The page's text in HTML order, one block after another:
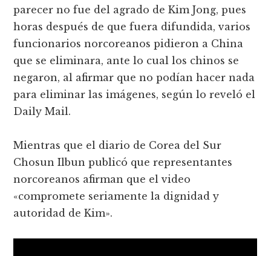
parecer no fue del agrado de Kim Jong, pues
horas después de que fuera difundida, varios
funcionarios norcoreanos pidieron a China
que se eliminara, ante lo cual los chinos se
negaron, al afirmar que no podían hacer nada
para eliminar las imágenes, según lo reveló el
Daily Mail.
Mientras que el diario de Corea del Sur
Chosun Ilbun publicó que representantes
norcoreanos afirman que el video
«compromete seriamente la dignidad y
autoridad de Kim».